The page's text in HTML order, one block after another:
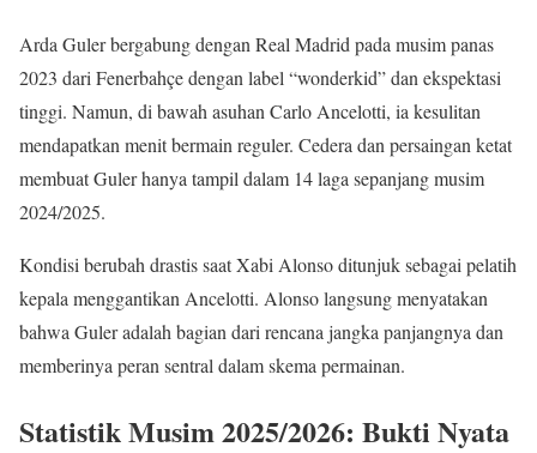
Arda Guler bergabung dengan Real Madrid pada musim panas
2023 dari Fenerbahçe dengan label “wonderkid” dan ekspektasi
tinggi. Namun, di bawah asuhan Carlo Ancelotti, ia kesulitan
mendapatkan menit bermain reguler. Cedera dan persaingan ketat
membuat Guler hanya tampil dalam 14 laga sepanjang musim
2024/2025.
Kondisi berubah drastis saat Xabi Alonso ditunjuk sebagai pelatih
kepala menggantikan Ancelotti. Alonso langsung menyatakan
bahwa Guler adalah bagian dari rencana jangka panjangnya dan
memberinya peran sentral dalam skema permainan.
Statistik Musim 2025/2026: Bukti Nyata